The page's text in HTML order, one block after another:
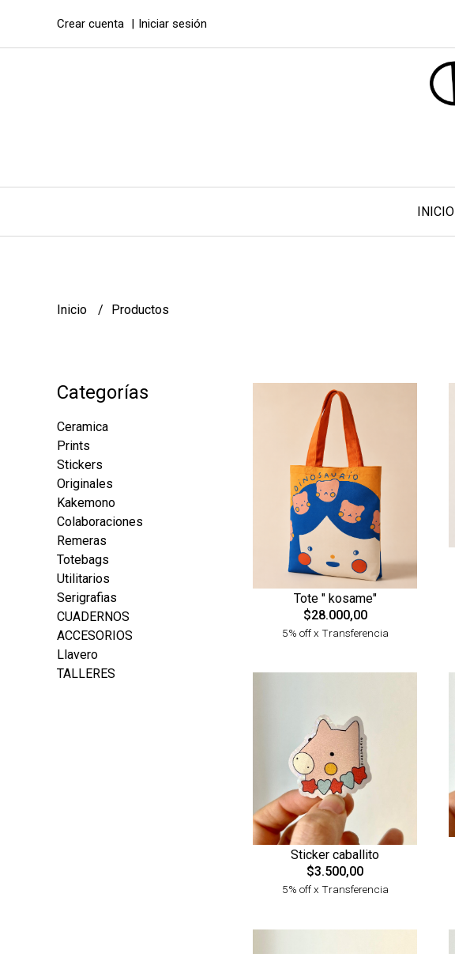
Crear cuenta Iniciar sesión
INICIO
Inicio Productos
Categorías
Ceramica
Prints
Stickers
Originales
Kakemono
Colaboraciones
Remeras
Totebags
Utilitarios
Serigrafias
CUADERNOS
ACCESORIOS
Llavero
TALLERES
Tote " kosame"
$28.000,00
5% off x Transferencia
Sticker caballito
$3.500,00
5% off x Transferencia